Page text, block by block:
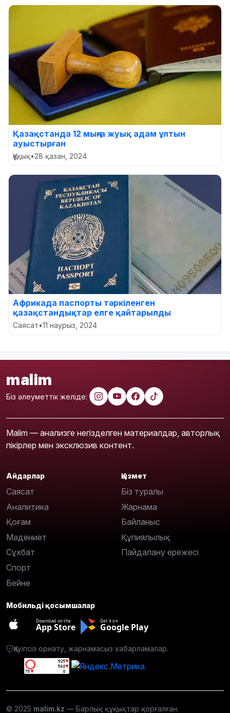
Қазақстанда 12 мыңға жуық адам ұлтын
ауыстырған
Құқық•28 қазан, 2024
Африкада паспорты тәркіленген
қазақстандықтар елге қайтарылды
Саясат•11 наурыз, 2024
malim
Біз әлеуметтік желіде:
Malim — анализге негізделген материалдар, авторлық
пікірлер мен эксклюзив контент.
Айдарлар
Саясат
Аналитика
Қоғам
Мәдениет
Сұхбат
Спорт
Бейне
Қызмет
Біз туралы
Жарнама
Байланыс
Құпиялылық
Пайдалану ережесі
Мобильді қосымшалар
Download on the
App Store
Get it on
Google Play
Қауіпсіз орнату, жарнамасыз хабарламалар.
© 2025 malim.kz — Барлық құқықтар қорғалған.